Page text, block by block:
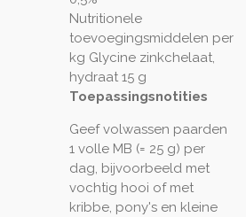
Nutritionele
toevoegingsmiddelen per
kg Glycine zinkchelaat,
hydraat 15 g
Toepassingsnotities
Geef volwassen paarden
1 volle MB (= 25 g) per
dag, bijvoorbeeld met
vochtig hooi of met
kribbe, pony's en kleine